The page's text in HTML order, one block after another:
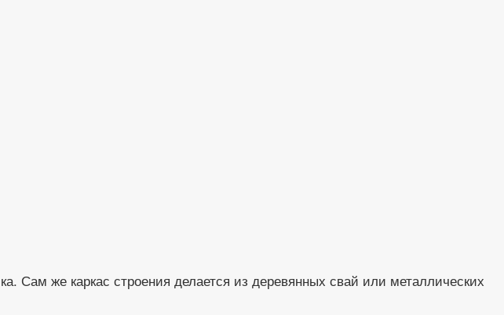
Сам же каркас строения делается из деревянных свай или металлических